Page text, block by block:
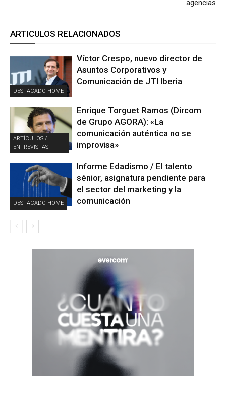
agencias
ARTICULOS RELACIONADOS
DESTACADO HOME
Víctor Crespo, nuevo director de
Asuntos Corporativos y
Comunicación de JTI Iberia
ARTÍCULOS /
ENTREVISTAS
Enrique Torguet Ramos (Dircom
de Grupo AGORA): «La
comunicación auténtica no se
improvisa»
DESTACADO HOME
Informe Edadismo / El talento
sénior, asignatura pendiente para
el sector del marketing y la
comunicación